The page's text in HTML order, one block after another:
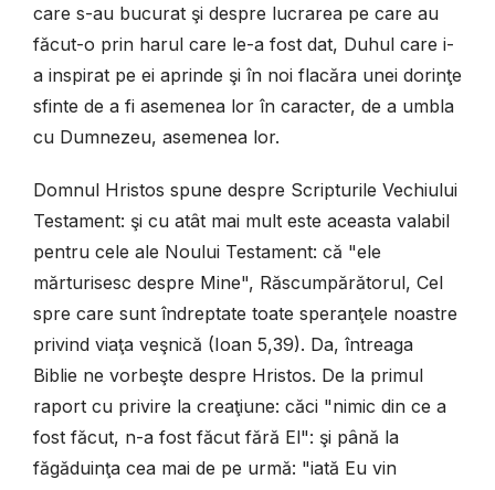
care s-au bucurat şi despre lucrarea pe care au
făcut-o prin harul care le-a fost dat, Duhul care i-
a inspirat pe ei aprinde şi în noi flacăra unei dorinţe
sfinte de a fi asemenea lor în caracter, de a umbla
cu Dumnezeu, asemenea lor.
Domnul Hristos spune despre Scripturile Vechiului
Testament: şi cu atât mai mult este aceasta valabil
pentru cele ale Noului Testament: că "ele
mărturisesc despre Mine", Răscumpărătorul, Cel
spre care sunt îndreptate toate speranţele noastre
privind viaţa veşnică (Ioan 5,39). Da, întreaga
Biblie ne vorbeşte despre Hristos. De la primul
raport cu privire la creaţiune: căci "nimic din ce a
fost făcut, n-a fost făcut fără El": şi până la
făgăduinţa cea mai de pe urmă: "iată Eu vin